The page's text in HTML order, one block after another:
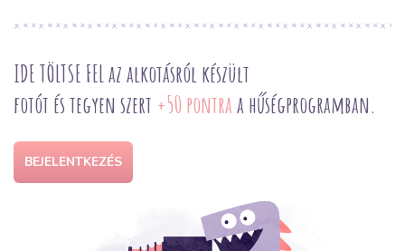
IDE TÖLTSE FEL az alkotásról készült
fotót és tegyen szert +50 pontraa hűségprogramban.
BEJELENTKEZÉS